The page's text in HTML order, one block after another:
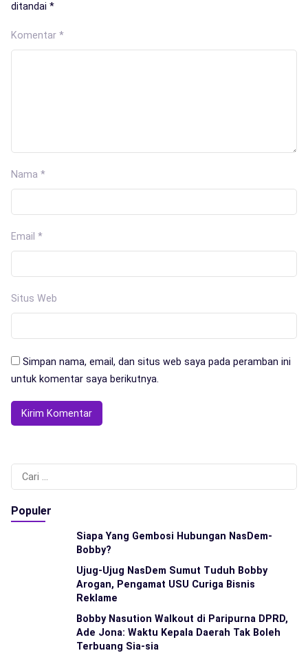
ditandai *
Komentar *
Nama *
Email *
Situs Web
Simpan nama, email, dan situs web saya pada peramban ini
untuk komentar saya berikutnya.
Cari
untuk:
Populer
Siapa Yang Gembosi Hubungan NasDem-
Bobby?
Ujug-Ujug NasDem Sumut Tuduh Bobby
Arogan, Pengamat USU Curiga Bisnis
Reklame
Bobby Nasution Walkout di Paripurna DPRD,
Ade Jona: Waktu Kepala Daerah Tak Boleh
Terbuang Sia-sia